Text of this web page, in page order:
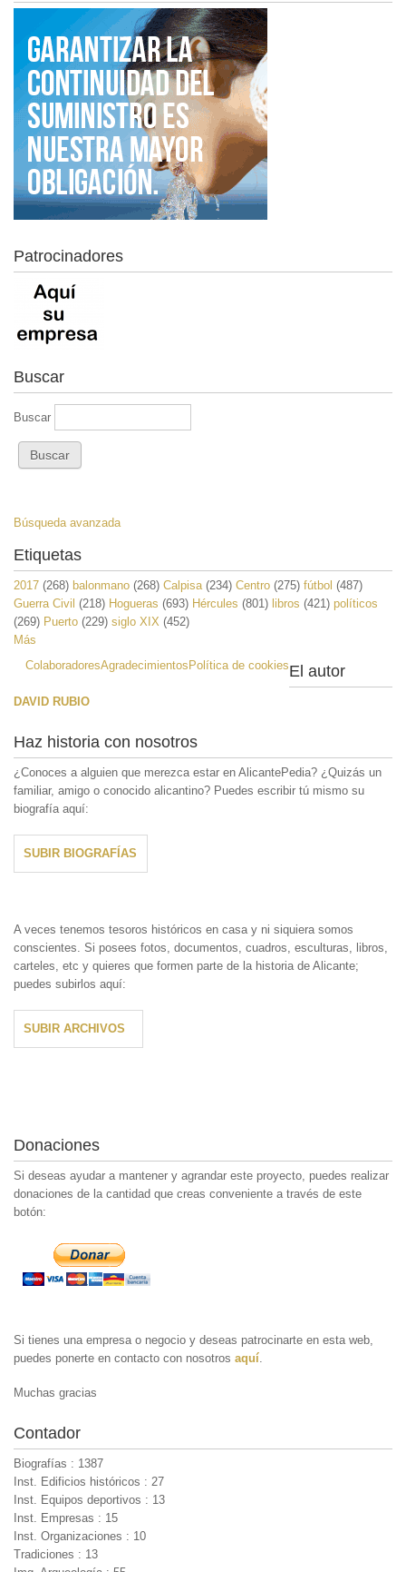
Patrocinadores
Buscar
Buscar
Búsqueda avanzada
Etiquetas
2017 (268) balonmano (268) Calpisa (234) Centro (275) fútbol (487)
Guerra Civil (218) Hogueras (693) Hércules (801) libros (421) políticos
(269) Puerto (229) siglo XIX (452)
Más
ColaboradoresAgradecimientos Política de cookiesEl autor
DAVID RUBIO
Haz historia con nosotros
¿Conoces a alguien que merezca estar en AlicantePedia? ¿Quizás un
familiar, amigo o conocido alicantino? Puedes escribir tú mismo su
biografía aquí:
SUBIR BIOGRAFÍAS
A veces tenemos tesoros históricos en casa y ni siquiera somos
conscientes. Si posees fotos, documentos, cuadros, esculturas, libros,
carteles, etc y quieres que formen parte de la historia de Alicante;
puedes subirlos aquí:
SUBIR ARCHIVOS
Donaciones
Si deseas ayudar a mantener y agrandar este proyecto, puedes realizar
donaciones de la cantidad que creas conveniente a través de este
botón:
Si tienes una empresa o negocio y deseas patrocinarte en esta web,
puedes ponerte en contacto con nosotros aquí
Muchas gracias
Contador
Biografías : 1387
Inst. Edificios históricos : 27
Inst. Equipos deportivos : 13
Inst. Empresas : 15
Inst. Organizaciones : 10
Tradiciones : 13